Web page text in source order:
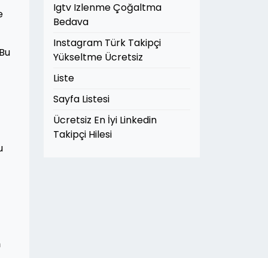
Igtv Izlenme Çoğaltma
Bedava
Instagram Türk Takipçi
Yükseltme Ücretsiz
Liste
Sayfa Listesi
Ücretsiz En İyi Linkedin
Takipçi Hilesi